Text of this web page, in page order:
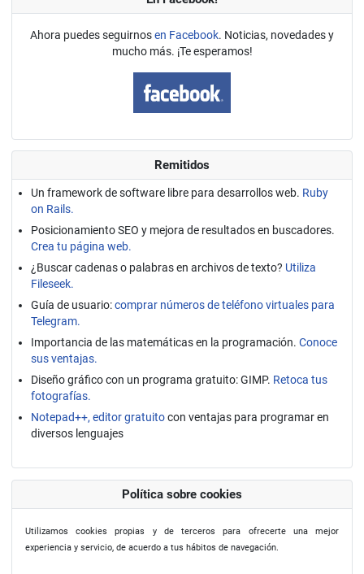
Ahora puedes seguirnosen Facebook. Noticias, novedades y
mucho más. ¡Te esperamos!
Remitidos
Un framework de software libre para desarrollos web. Ruby
on Rails.
Posicionamiento SEO y mejora de resultados en buscadores.
Crea tu página web.
¿Buscar cadenas o palabras en archivos de texto? Utiliza
Fileseek.
Guía de usuario:comprar números de teléfono virtuales para
Telegram.
Importancia de las matemáticas en la programación. Conoce
sus ventajas.
Diseño gráfico con un programa gratuito: GIMP. Retoca tus
fotografías.
Notepad++, editor gratuitocon ventajas para programar en
diversos lenguajes
Política sobre cookies
Utilizamos cookies propias y de terceros para ofrecerte una mejor
experiencia y servicio, de acuerdo a tus hábitos de navegación.